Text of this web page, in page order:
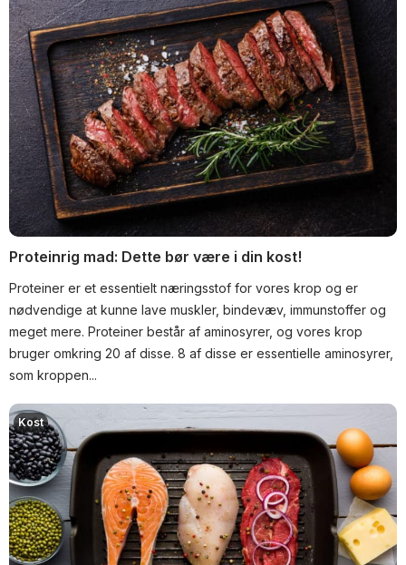
Proteinrig mad: Dette bør være i din kost!
Proteiner er et essentielt næringsstof for vores krop og er
nødvendige at kunne lave muskler, bindevæv, immunstoffer og
meget mere. Proteiner består af aminosyrer, og vores krop
bruger omkring 20 af disse. 8 af disse er essentielle aminosyrer,
som kroppen...
Kost